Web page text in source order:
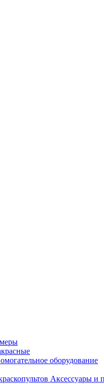
оборудование
Аксессуары и